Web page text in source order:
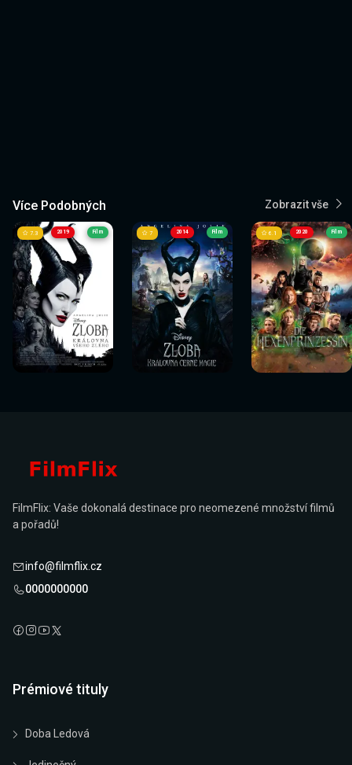
Více Podobných Zobrazit vše
2019
Sledovat
nyní
7.3 Film
Sledovat
nyní
2014
Sledovat
nyní
7 Film
Sledovat
nyní
2020
Sledovat
nyní
6.1 Film
Sledovat
nyní
FilmFlix: Vaše dokonalá destinace pro neomezené množství filmů
a pořadů!
info@filmflix.cz
0000000000
Prémiové tituly
Doba Ledová